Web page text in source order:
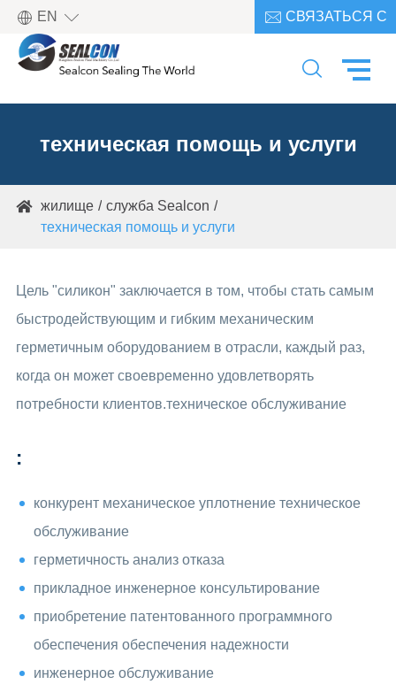
EN   СВЯЗАТЬСЯ С

техническая помощь и услуги
 жилище
служба Sealcon
техническая помощь и услуги
Цель "силикон" заключается в том, чтобы стать самым
быстродействующим и гибким механическим
герметичным оборудованием в отрасли, каждый раз,
когда он может своевременно удовлетворять
потребности клиентов.техническое обслуживание
:
конкурент механическое уплотнение техническое
обслуживание
герметичность анализ отказа
прикладное инженерное консультирование
приобретение патентованного программного
обеспечения обеспечения надежности
инженерное обслуживание